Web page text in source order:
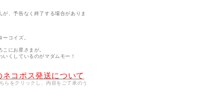
が、予告なく終了する場合がありま
ーコイズ。
こにお星さまが。
いくしているのがマダムモー！
ネコポス発送について
らをクリックし、内容をご了承のう